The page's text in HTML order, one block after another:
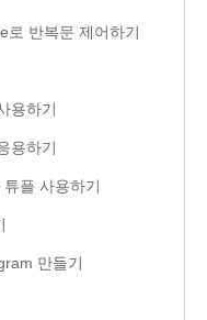
로 반복문 제어하기
용하기
용하기
플 사용하기
만들기